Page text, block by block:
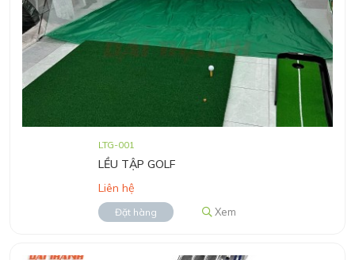
LTG-001
LỀU TẬP GOLF
Liên hệ
Đặt hàng Xem